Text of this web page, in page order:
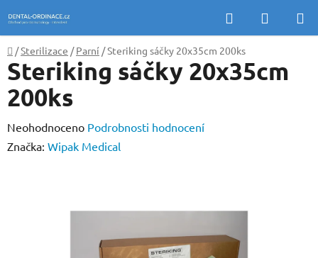
na
obsah
Hledat
KOŠÍK
Domů
/Sterilizace / Parní /Steriking sáčky 20x35cm 200ks
Steriking sáčky 20x35cm
200ks
Průměrné
hodnocení
Neohodnoceno Podrobnosti hodnocení
Značka: Wipak Medical